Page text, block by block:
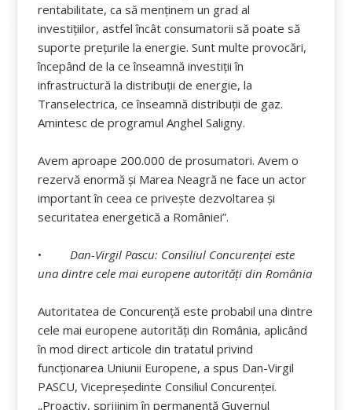
rentabilitate, ca să menținem un grad al
investițiilor, astfel încât consumatorii să poate să
suporte prețurile la energie. Sunt multe provocări,
începând de la ce înseamnă investiții în
infrastructură la distribuții de energie, la
Transelectrica, ce înseamnă distribuții de gaz.
Amintesc de programul Anghel Saligny.
Avem aproape 200.000 de prosumatori. Avem o
rezervă enormă și Marea Neagră ne face un actor
important în ceea ce privește dezvoltarea și
securitatea energetică a României”.
• Dan-Virgil Pascu: Consiliul Concurenței este
una dintre cele mai europene autorități din România
Autoritatea de Concurență este probabil una dintre
cele mai europene autorități din România, aplicând
în mod direct articole din tratatul privind
funcționarea Uniunii Europene, a spus Dan-Virgil
PASCU, Vicepreședinte Consiliul Concurenței.
„Proactiv, sprijinim în permanență Guvernul